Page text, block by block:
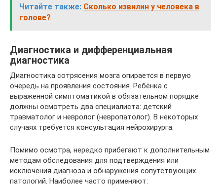
Читайте также: Сколько извилин у человека в
голове?
Диагностика и дифференциальная
диагностика
Диагностика сотрясения мозга опирается в первую
очередь на проявления состояния. Ребёнка с
выраженной симптоматикой в обязательном порядке
должны осмотреть два специалиста: детский
травматолог и невролог (невропатолог). В некоторых
случаях требуется консультация нейрохирурга.
Помимо осмотра, нередко прибегают к дополнительным
методам обследования для подтверждения или
исключения диагноза и обнаружения сопутствующих
патологий. Наиболее часто применяют: